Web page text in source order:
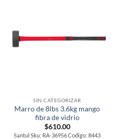
SIN CATEGORIZAR
Marro de 8lbs 3.6kg mango
fibra de vidrio
$610.00
Santul Sku: RA-36956 Codigo: 8443